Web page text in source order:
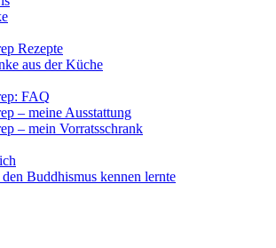
Rezepte
aus der Küche
FAQ
– meine Ausstattung
– mein Vorratsschrank
Buddhismus kennen lernte